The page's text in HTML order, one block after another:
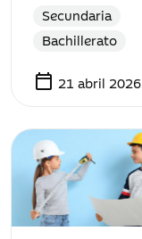
Secundaria
Bachillerato
calendar_today 21 abril 2026